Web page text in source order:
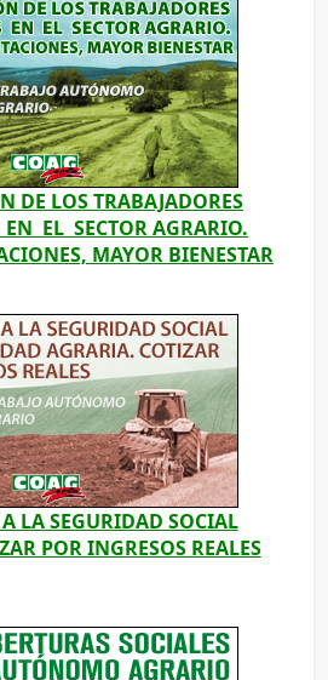
DE LOS TRABAJADORES
EL SECTOR AGRARIO.
MAYOR BIENESTAR
LA SEGURIDAD SOCIAL
POR INGRESOS REALES